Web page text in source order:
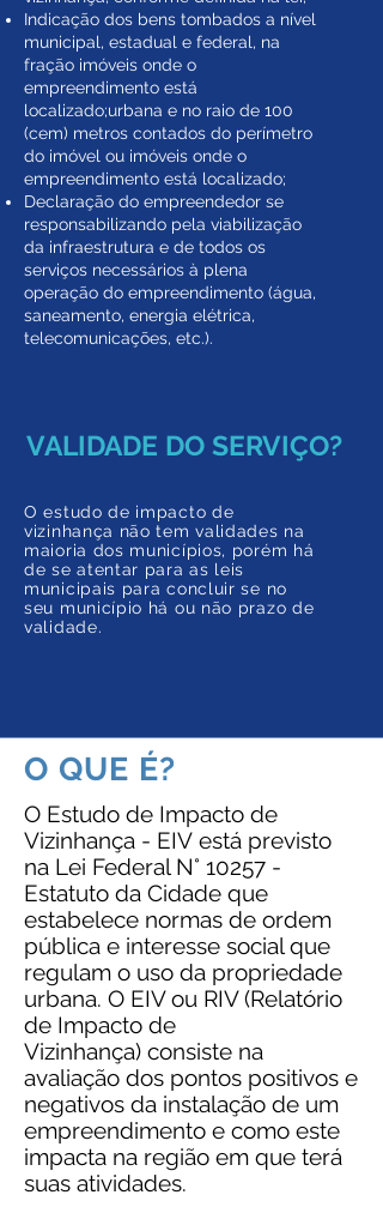
Indicação dos bens tombados a nível
municipal, estadual e federal, na
fração imóveis onde o
empreendimento está
localizado;urbana e no raio de 100
(cem) metros contados do perímetro
do imóvel ou imóveis onde o
empreendimento está localizado;
Declaração do empreendedor se
responsabilizando pela viabilização
da infraestrutura e de todos os
serviços necessários à plena
operação do empreendimento (água,
saneamento, energia elétrica,
telecomunicações, etc.).
VALIDADE DO SERVIÇO?
O estudo de impacto de
vizinhança não tem validades na
maioria dos municípios, porém há
de se atentar para as leis
municipais para concluir se no
seu município há ou não prazo de
validade.
O QUE É?
O Estudo de Impacto de
Vizinhança - EIV está previsto
na Lei Federal N° 10257 -
Estatuto da Cidade que
estabelece normas de ordem
pública e interesse social que
regulam o uso da propriedade
urbana. O EIV ou RIV (Relatório
de Impacto de
Vizinhança) consiste na
avaliação dos pontos positivos e
negativos da instalação de um
empreendimento e como este
impacta na região em que terá
suas atividades.